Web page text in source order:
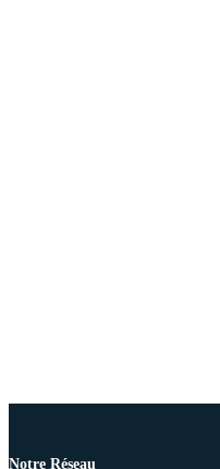
Notre Réseau